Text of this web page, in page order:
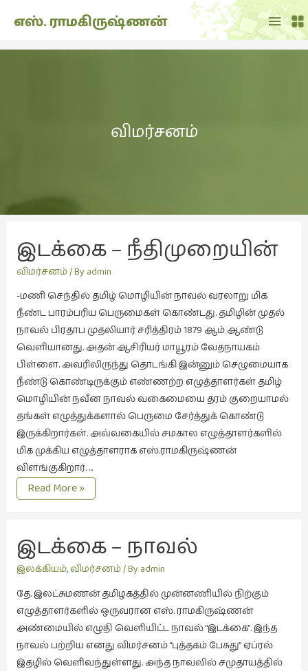
THE
அனுபவம்
அன்றாடம்
ஆளுமை
(81)
இசை
(23)
இணையதளம்
(23)
இந்திய
இலக்கியம்
இயற்கை
இன்னொரு
கவிதை
உலக
இலக்கியப்
பேருரைகள்
எஸ். ராமகிருஷ்ணன்
Main
Menu
விமர்சனம்
இடக்கை – நீதிமுறையின்
அரசியல்
விமர்சனம்/ By admin
-மணி செந்தில் தமிழ் மொழியின் நாவல் வரலாறு மிக
நீண்ட பாரம்பரிய பெருமைகள் கொண்டது. தமிழின் முதல்
நாவல் பிரதாப முதலியார் சரித்திரம் 1879 ஆம் ஆண்டு
வெளியானது. அதன் ஆசிரியர் மாயூரம் வேதநாயகம்
பிள்ளை. அவரிலிருந்து தொடங்கி இன்னும் செழுமையாக
நீண்டு கொண்டிருக்கும் எண்ணற்ற எழுத்தாளர்கள் தமிழ்
மொழியின் நவீன நாவல் வகைமையை தரம் குறையாமல்
தங்கள் எழுத்துக்களால் பெருமை சேர்த்துக் கொண்டு
இருக்கிறார்கள். அவ்வகையில் சமகால எழுத்தாளர்களில்
மிக முக்கிய எழுத்தாளராக எஸ்.ராமகிருஷ்ணன்
விளங்குகிறார். …
இடக்கை
–
அரசியல்
Read More »
இடக்கை – நாவல்
இலக்கியம்,விமர்சனம்/ By admin
தே. இலட்சுமணன் தமிழகத்தில் முன்னணியில் நிற்கும்
எழுத்தாளர்களில் ஒருவரான எஸ். ராமகிருஷ்ணன்
அண்மையில் எழுதி வெளியிட்ட நாவல் “இடக்கை”. இந்த
நாவல் பற்றிய எனது விமர்சனம் “புத்தகம் பேசுது” ஏப்ரல்
இதழில் வெளிவந்துள்ளது. அந்த நாவலில் சமுதாயத்தில்